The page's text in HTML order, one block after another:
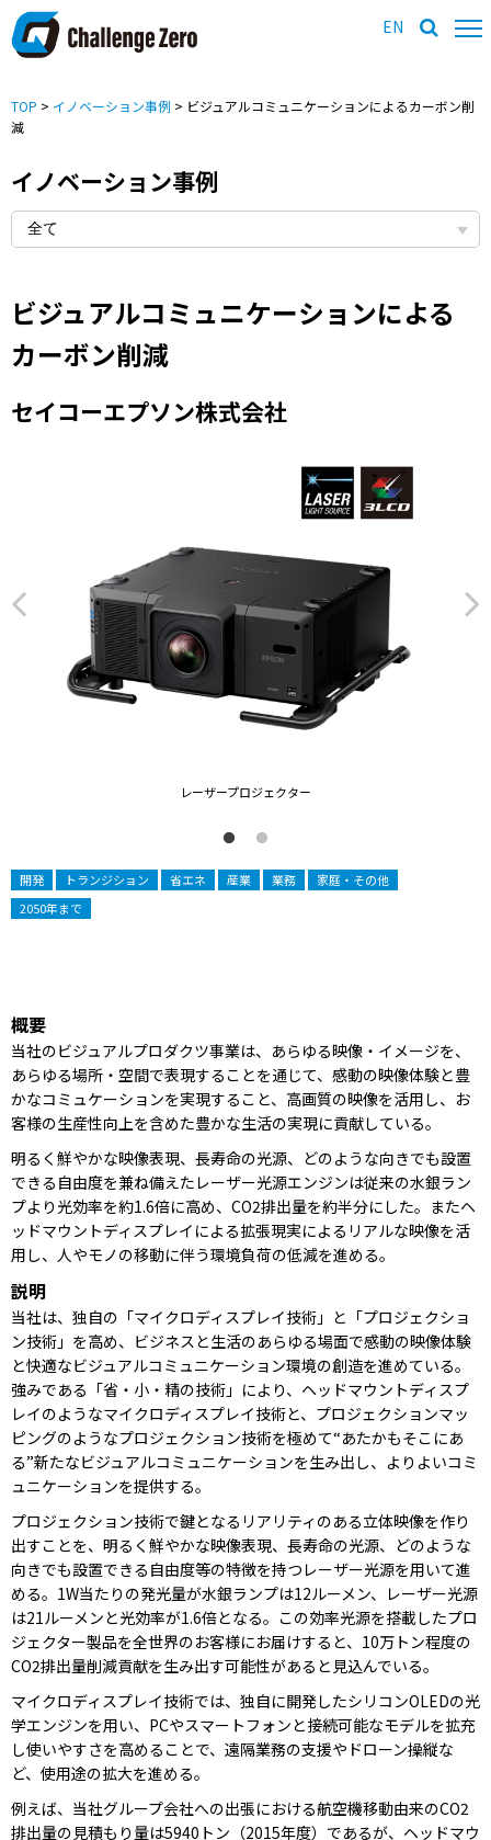
EN
TOP > イノベーション事例 > ビジュアルコミュニケーションによるカーボン削
減
イノベーション事例
ビジュアルコミュニケーションによる
カーボン削減
セイコーエプソン株式会社
レーザープロジェクター
開発 トランジション 省エネ 産業 業務
家庭・その他
2050年まで
概要
当社のビジュアルプロダクツ事業は、あらゆる映像・イメージを、
あらゆる場所・空間で表現することを通じて、感動の映像体験と豊
かなコミュケーションを実現すること、高画質の映像を活用し、お
客様の生産性向上を含めた豊かな生活の実現に貢献している。
明るく鮮やかな映像表現、長寿命の光源、どのような向きでも設置
できる自由度を兼ね備えたレーザー光源エンジンは従来の水銀ラン
プより光効率を約1.6倍に高め、CO2排出量を約半分にした。またヘ
ッドマウントディスプレイによる拡張現実によるリアルな映像を活
用し、人やモノの移動に伴う環境負荷の低減を進める。
説明
当社は、独自の「マイクロディスプレイ技術」と「プロジェクショ
ン技術」を高め、ビジネスと生活のあらゆる場面で感動の映像体験
と快適なビジュアルコミュニケーション環境の創造を進めている。
強みである「省・小・精の技術」により、ヘッドマウントディスプ
レイのようなマイクロディスプレイ技術と、プロジェクションマッ
ピングのようなプロジェクション技術を極めて“あたかもそこにあ
る”新たなビジュアルコミュニケーションを生み出し、よりよいコミ
ュニケーションを提供する。
プロジェクション技術で鍵となるリアリティのある立体映像を作り
出すことを、明るく鮮やかな映像表現、長寿命の光源、どのような
向きでも設置できる自由度等の特徴を持つレーザー光源を用いて進
める。1W当たりの発光量が水銀ランプは12ルーメン、レーザー光源
は21ルーメンと光効率が1.6倍となる。この効率光源を搭載したプロ
ジェクター製品を全世界のお客様にお届けすると、10万トン程度の
CO2排出量削減貢献を生み出す可能性があると見込んでいる。
マイクロディスプレイ技術では、独自に開発したシリコンOLEDの光
学エンジンを用い、PCやスマートフォンと接続可能なモデルを拡充
し使いやすさを高めることで、遠隔業務の支援やドローン操縦な
ど、使用途の拡大を進める。
例えば、当社グループ会社への出張における航空機移動由来のCO2
排出量の見積もり量は5940トン（2015年度）であるが、ヘッドマウ